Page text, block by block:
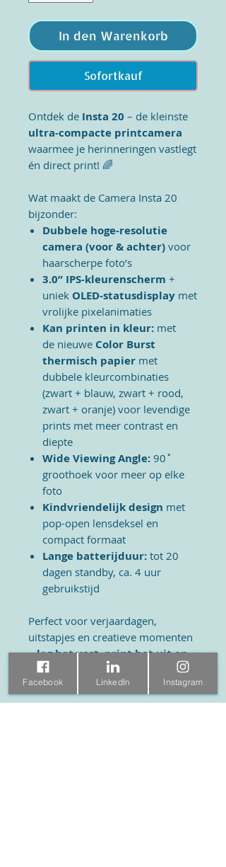
In den Warenkorb
Sofortkauf
Ontdek de Insta 20 – de kleinste
ultra-compacte printcamera
waarmee je herinneringen vastlegt
én direct print! 🌈
Wat maakt de Camera Insta 20
bijzonder:
Dubbele hoge-resolutie
camera (voor & achter) voor
haarscherpe foto’s
3.0” IPS-kleurenscherm +
uniek OLED-statusdisplay met
vrolijke pixelanimaties
Kan printen in kleur: met
de nieuwe Color Burst
thermisch papier met
dubbele kleurcombinaties
(zwart + blauw, zwart + rood,
zwart + oranje) voor levendige
prints met meer contrast en
diepte
Wide Viewing Angle: 90˚
groothoek voor meer op elke
foto
Kindvriendelijk design met
pop-open lensdeksel en
compact formaat
Lange batterijduur: tot 20
dagen standby, ca. 4 uur
gebruikstijd
Perfect voor verjaardagen,
uitstapjes en creatieve momenten
–leg het vast, print het uit en
herbeleef het in kleur met de
Insta 20!
Facebook LinkedIn Instagram